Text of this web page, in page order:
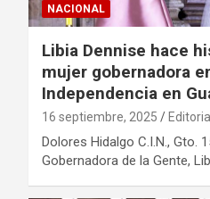
NACIONAL
Libia Dennise hace
mujer gobernadora
Independencia en
16 septiembre, 2025
Dolores Hidalgo C.I.N., Gto.
Gobernadora de la Gente,